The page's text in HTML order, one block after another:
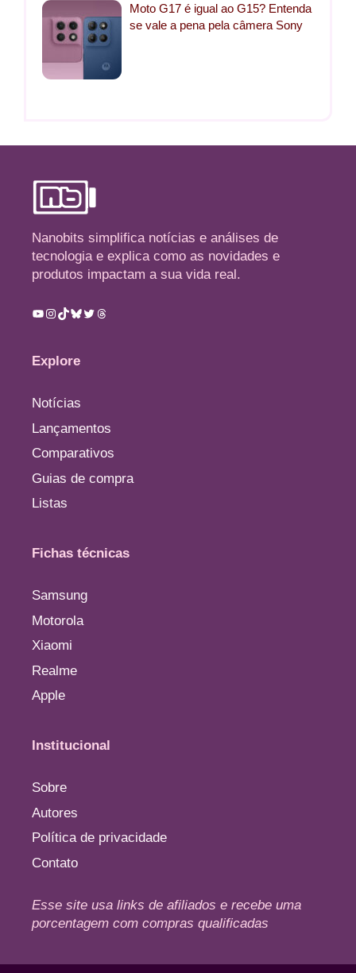
Moto G17 é igual ao G15? Entenda
se vale a pena pela câmera Sony
Nanobits simplifica notícias e análises de
tecnologia e explica como as novidades e
produtos impactam a sua vida real.
Youtube
Instagram
TikTok
Bluesky
TwitterThreads
Explore
Notícias
Lançamentos
Comparativos
Guias de compra
Listas
Fichas técnicas
Samsung
Motorola
Xiaomi
Realme
Apple
Institucional
Sobre
Autores
Política de privacidade
Contato
Esse site usa links de afiliados e recebe uma
porcentagem com compras qualificadas